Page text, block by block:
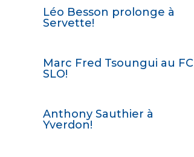
Léo Besson prolonge à
Servette!
Marc Fred Tsoungui au FC
SLO!
Anthony Sauthier à
Yverdon!